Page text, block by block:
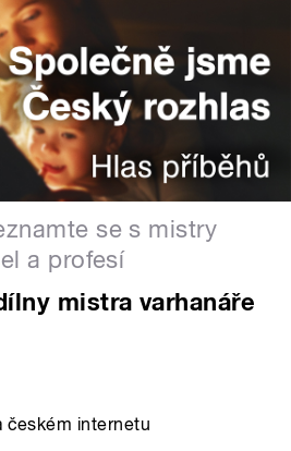
se s mistry
a profesí
mistra varhanáře
českém internetu